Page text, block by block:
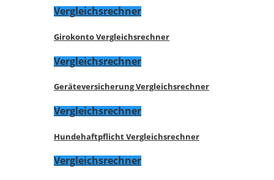
Vergleichsrechner
Girokonto Vergleichsrechner
Vergleichsrechner
Geräteversicherung Vergleichsrechner
Vergleichsrechner
Hundehaftpflicht Vergleichsrechner
Vergleichsrechner